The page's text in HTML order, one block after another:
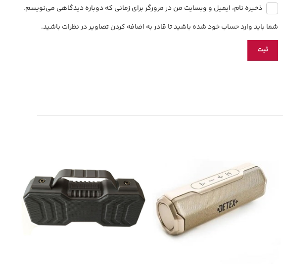
ذخیره نام، ایمیل و وبسایت من در مرورگر برای زمانی که دوباره دیدگاهی می‌نویسم.
شما باید وارد حساب خود شده باشید تا قادر به اضافه کردن تصاویر در نظرات باشید.